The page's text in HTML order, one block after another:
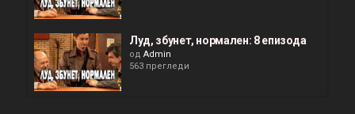
Луд, збунет, нормален: 8 епизода
од Admin
563 прегледи